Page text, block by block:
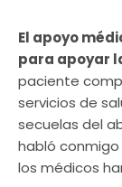
El apoyo
para apoyar
paciente
servicios de
secuelas del
habló
los médicos